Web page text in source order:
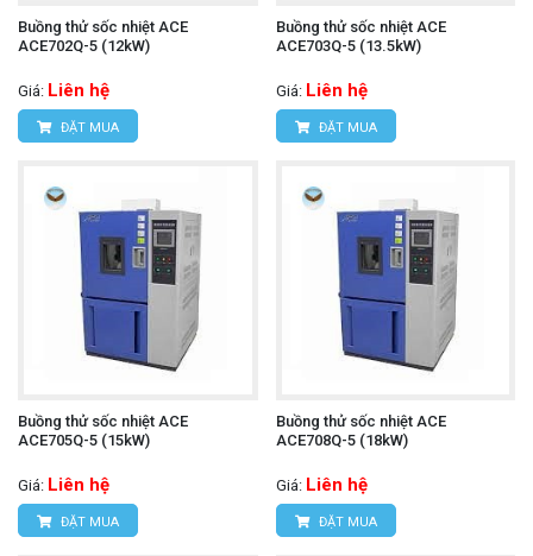
Buồng thử sốc nhiệt ACE
ACE702Q-5 (12kW)
Giá: Liên hệ
ĐẶT MUA
Buồng thử sốc nhiệt ACE
ACE703Q-5 (13.5kW)
Giá: Liên hệ
ĐẶT MUA
Buồng thử sốc nhiệt ACE
ACE705Q-5 (15kW)
Giá: Liên hệ
ĐẶT MUA
Buồng thử sốc nhiệt ACE
ACE708Q-5 (18kW)
Giá: Liên hệ
ĐẶT MUA